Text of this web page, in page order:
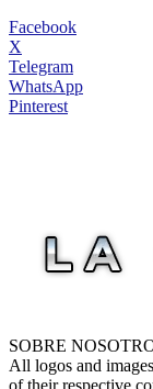
Facebook
X
Telegram
WhatsApp
Pinterest
SOBRE
All logos and
of their respective